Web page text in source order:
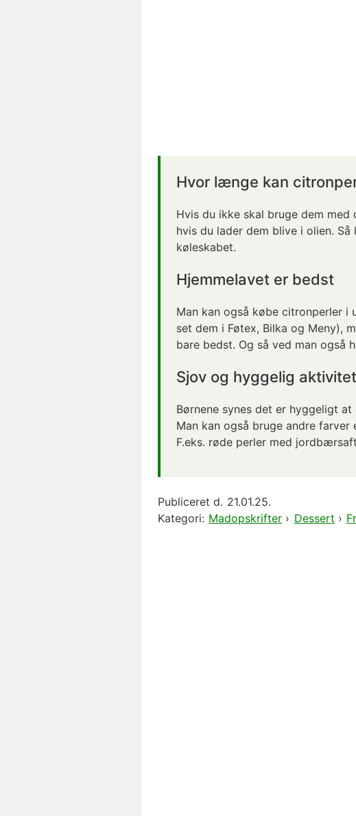
Hvor længe kan
Hvis du ikke skal bruge dem
hvis du lader dem blive i olien.
køleskabet.
Hjemmelavet er bedst
Man kan også købe citronperler i
set dem i Føtex, Bilka og Meny),
bare bedst. Og så ved man også
Sjov og hyggelig
Børnene synes det er hyggeligt
Man kan også bruge andre
F.eks. røde perler med
Publiceret d. 21.01.25.
Kategori: Madopskrifter › Dessert ›